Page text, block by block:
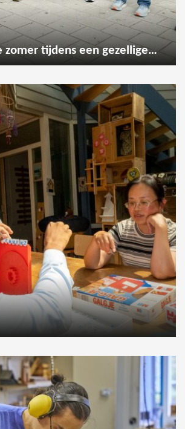
Geniet van de zomer tijdens een gezellige wandeling